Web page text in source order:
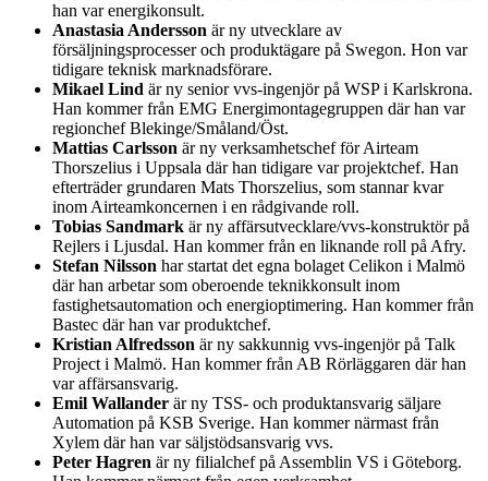
han var energikonsult.
Anastasia Andersson är ny utvecklare av
försäljningsprocesser och produktägare på Swegon. Hon var
tidigare teknisk marknadsförare.
Mikael Lind är ny senior vvs-ingenjör på WSP i Karlskrona.
Han kommer från EMG Energimontagegruppen där han var
regionchef Blekinge/Småland/Öst.
Mattias Carlsson är ny verksamhetschef för Airteam
Thorszelius i Uppsala där han tidigare var projektchef. Han
efterträder grundaren Mats Thorszelius, som stannar kvar
inom Airteamkoncernen i en rådgivande roll.
Tobias Sandmark är ny affärsutvecklare/vvs-konstruktör på
Rejlers i Ljusdal. Han kommer från en liknande roll på Afry.
Stefan Nilsson har startat det egna bolaget Celikon i Malmö
där han arbetar som oberoende teknikkonsult inom
fastighetsautomation och energioptimering. Han kommer från
Bastec där han var produktchef.
Kristian Alfredsson är ny sakkunnig vvs-ingenjör på Talk
Project i Malmö. Han kommer från AB Rörläggaren där han
var affärsansvarig.
Emil Wallander är ny TSS- och produktansvarig säljare
Automation på KSB Sverige. Han kommer närmast från
Xylem där han var säljstödsansvarig vvs.
Peter Hagren är ny filialchef på Assemblin VS i Göteborg.